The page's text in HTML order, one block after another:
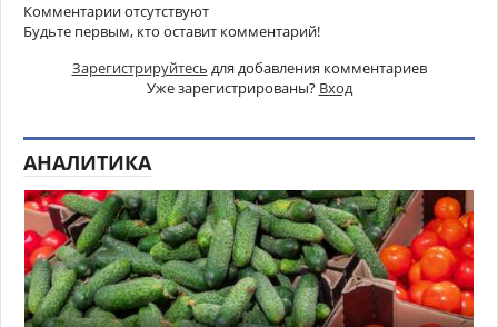
Комментарии отсутствуют
Будьте первым, кто оставит комментарий!
Зарегистрируйтесь для добавления комментариев
Уже зарегистрированы? Вход
АНАЛИТИКА